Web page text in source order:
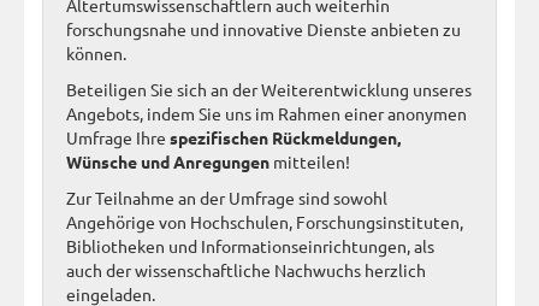
forschungsnahe und innovative Dienste anbieten zu
können.
Beteiligen Sie sich an der Weiterentwicklung unseres
Angebots, indem Sie uns im Rahmen einer anonymen
Umfrage Ihre spezifischen Rückmeldungen,
Wünsche und Anregungen mitteilen!
Zur Teilnahme an der Umfrage sind sowohl
Angehörige von Hochschulen, Forschungsinstituten,
Bibliotheken und Informationseinrichtungen, als
auch der wissenschaftliche Nachwuchs herzlich
eingeladen.